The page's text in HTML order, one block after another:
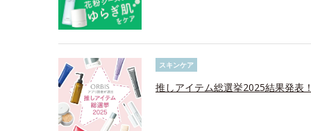
スキンケア
推しアイテム総選挙2025結果発表